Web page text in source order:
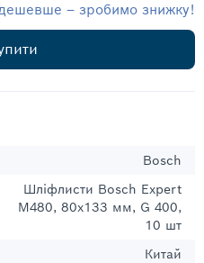
– зробимо знижку!
Bosch
Шліфлисти Bosch Expert
M480, 80x133 мм, G 400,
10 шт
Китай